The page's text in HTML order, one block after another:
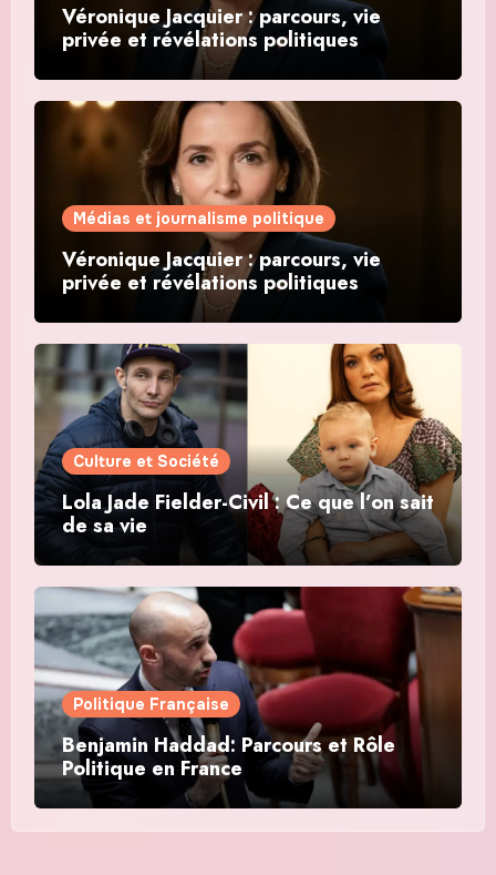
Véronique Jacquier : parcours, vie
privée et révélations politiques
Médias et journalisme politique
Véronique Jacquier : parcours, vie
privée et révélations politiques
Culture et Société
Lola Jade Fielder-Civil : Ce que l’on sait
de sa vie
Politique Française
Benjamin Haddad: Parcours et Rôle
Politique en France